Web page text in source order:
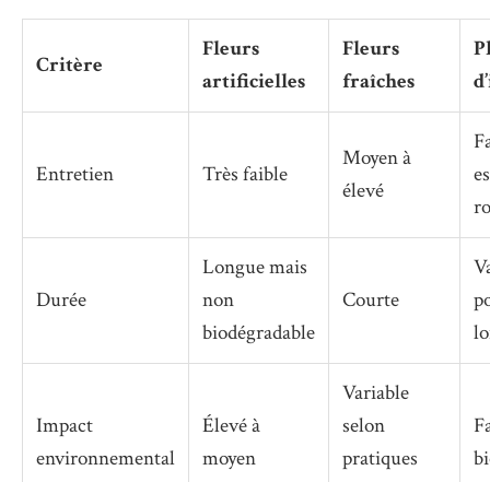
Critère
Fleurs
artificielles
Fleurs
fraîches
Entretien Très faible
Moyen à
élevé
Durée
Longue mais
non
biodégradable
Courte
Impact
environnemental
Élevé à
moyen
Variable
selon
pratiques